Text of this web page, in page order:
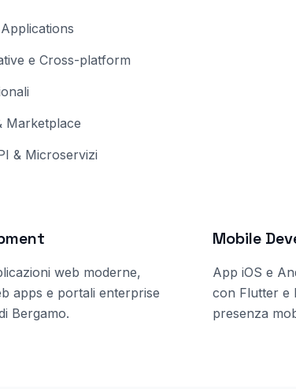
e Cross-platform
Marketplace
& Microservizi
web moderne,
apps e portali enterprise
Bergamo.
Mobile
App iOS e
con Flutter e
presenza